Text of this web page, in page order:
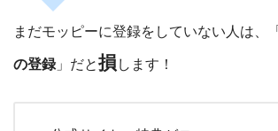
まだモッピーに登録をしていない人は、「
の登録」だと損 します！